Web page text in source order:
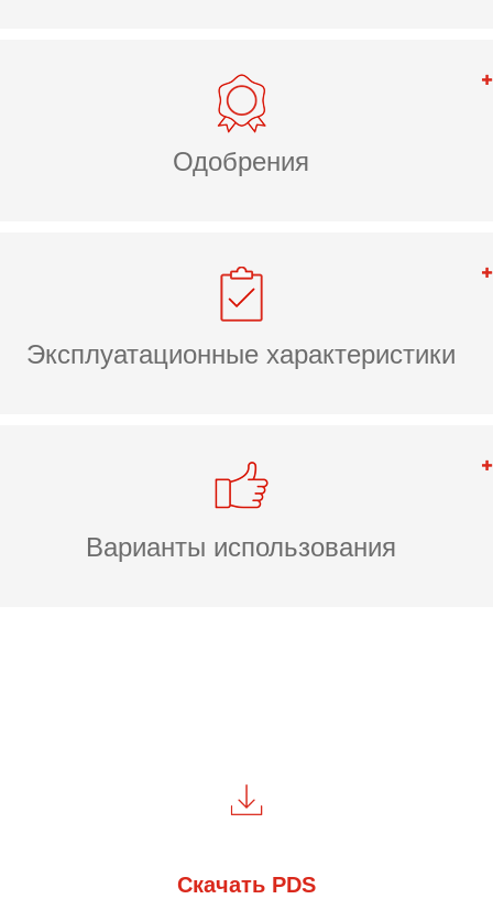
Одобрения
Эксплуатационные характеристики
Варианты использования
Скачать PDS